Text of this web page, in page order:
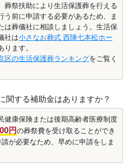
葬祭扶助により生活保護葬を行える
う前に申請する必要があるため、ま
は葬儀社に相談しましょう。生活保
社は小さなお葬式 西陣七本松ホー
ります。
区の生活保護葬ランキングをご覧く
関する補助金はありますか？
健康保険または後期高齢者医療制度
円の葬祭費を受け取ることができ
が必要なため、早めに申請をしま